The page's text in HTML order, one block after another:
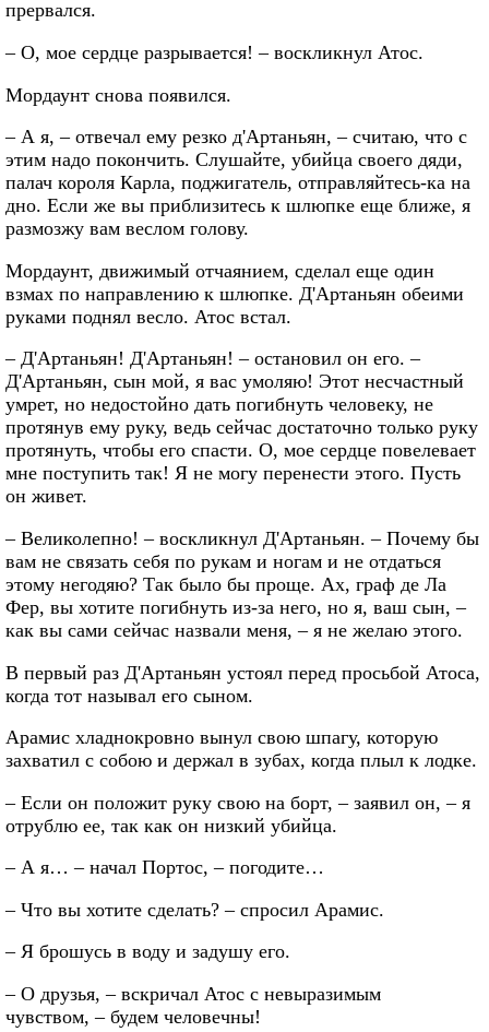
прервался.
– О, мое сердце разрывается! – воскликнул Атос.
Мордаунт снова появился.
– А я, – отвечал ему резко д'Артаньян, – считаю, что с
этим надо покончить. Слушайте, убийца своего дяди,
палач короля Карла, поджигатель, отправляйтесь-ка на
дно. Если же вы приблизитесь к шлюпке еще ближе, я
размозжу вам веслом голову.
Мордаунт, движимый отчаянием, сделал еще один
взмах по направлению к шлюпке. Д'Артаньян обеими
руками поднял весло. Атос встал.
– Д'Артаньян! Д'Артаньян! – остановил он его. –
Д'Артаньян, сын мой, я вас умоляю! Этот несчастный
умрет, но недостойно дать погибнуть человеку, не
протянув ему руку, ведь сейчас достаточно только руку
протянуть, чтобы его спасти. О, мое сердце повелевает
мне поступить так! Я не могу перенести этого. Пусть
он живет.
– Великолепно! – воскликнул Д'Артаньян. – Почему бы
вам не связать себя по рукам и ногам и не отдаться
этому негодяю? Так было бы проще. Ах, граф де Ла
Фер, вы хотите погибнуть из-за него, но я, ваш сын, –
как вы сами сейчас назвали меня, – я не желаю этого.
В первый раз Д'Артаньян устоял перед просьбой Атоса,
когда тот называл его сыном.
Арамис хладнокровно вынул свою шпагу, которую
захватил с собою и держал в зубах, когда плыл к лодке.
– Если он положит руку свою на борт, – заявил он, – я
отрублю ее, так как он низкий убийца.
– А я… – начал Портос, – погодите…
– Что вы хотите сделать? – спросил Арамис.
– Я брошусь в воду и задушу его.
– О друзья, – вскричал Атос с невыразимым
чувством, – будем человечны!